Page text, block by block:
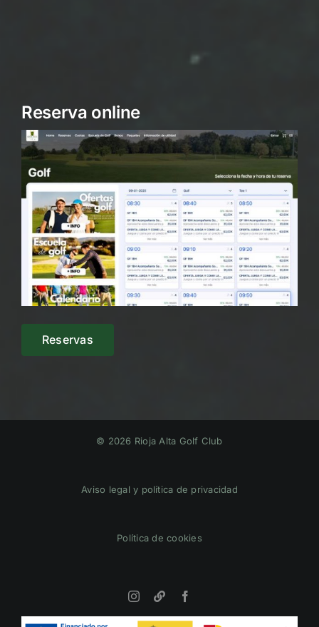
Reserva online
Reservas
© 2026 Rioja Alta Golf Club
Aviso legal y política de privacidad
Política de cookies